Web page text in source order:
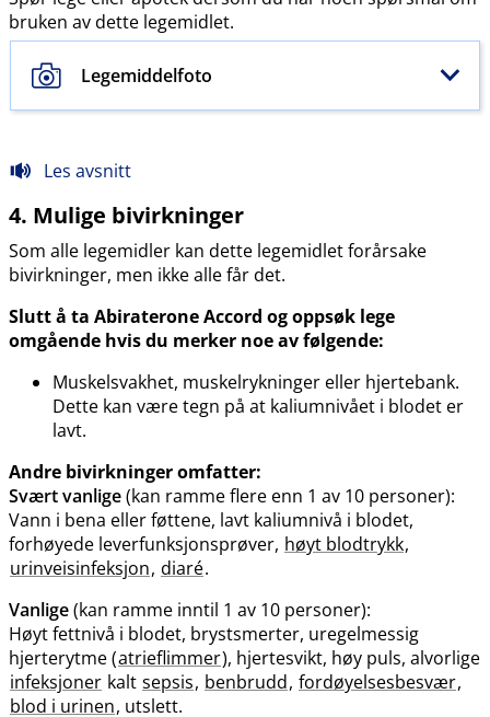
bruken av dette legemidlet.
Legemiddelfoto
Les avsnitt
4. Mulige bivirkninger
Som alle legemidler kan dette legemidlet forårsake
bivirkninger, men ikke alle får det.
Slutt å ta Abiraterone Accord og oppsøk lege
omgående hvis du merker noe av følgende:
Muskelsvakhet, muskelrykninger eller hjertebank.
Dette kan være tegn på at kaliumnivået i blodet er
lavt.
Andre bivirkninger omfatter:
Svært vanlige(kan ramme flere enn 1 av 10 personer):
Vann i bena eller føttene, lavt kaliumnivå i blodet,
forhøyede leverfunksjonsprøver, høyt blodtrykk,
urinveisinfeksjon, diaré.
Vanlige(kan ramme inntil 1 av 10 personer):
Høyt fettnivå i blodet, brystsmerter, uregelmessig
hjerterytme (atrieflimmer), hjertesvikt, høy puls, alvorlige
infeksjoner kalt sepsis, benbrudd, fordøyelsesbesvær,
blod i urinen, utslett.